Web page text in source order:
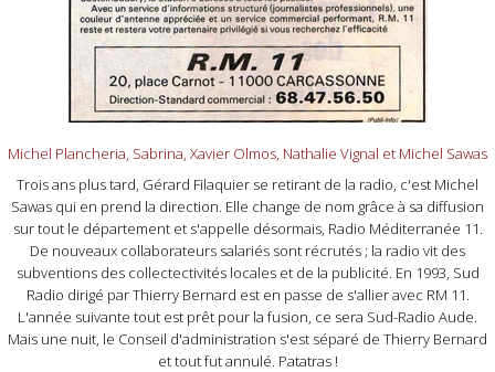
Michel Plancheria, Sabrina, Xavier Olmos, Nathalie Vignal et Michel Sawas
Trois ans plus tard, Gérard Filaquier se retirant de la radio, c'est Michel
Sawas qui en prend la direction. Elle change de nom grâce à sa diffusion
sur tout le département et s'appelle désormais, Radio Méditerranée 11.
De nouveaux collaborateurs salariés sont récrutés ; la radio vit des
subventions des collectectivités locales et de la publicité. En 1993, Sud
Radio dirigé par Thierry Bernard est en passe de s'allier avec RM 11.
L'année suivante tout est prêt pour la fusion, ce sera Sud-Radio Aude.
Mais une nuit, le Conseil d'administration s'est séparé de Thierry Bernard
et tout fut annulé. Patatras !